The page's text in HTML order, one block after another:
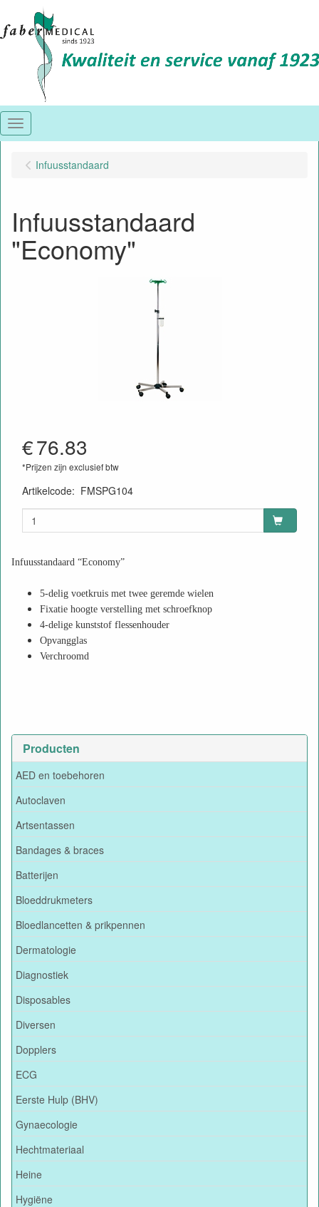
Menu
Producten
AED en toebehoren
Autoclaven
Artsentassen
Bandages & braces
Batterijen
Bloeddrukmeters
Bloedlancetten & prikpennen
Dermatologie
Diagnostiek
Disposables
Diversen
Dopplers
ECG
Eerste Hulp (BHV)
Gynaecologie
Hechtmateriaal
Heine
Hygiëne
Infuusstandaard
Infuusstandaard
"Economy"
€76.83
*Prijzen zijn exclusief btw
Artikelcode: FMSPG104
Infuusstandaard “Economy”
5-delig voetkruis met twee geremde wielen
Fixatie hoogte verstelling met schroefknop
4-delige kunststof flessenhouder
Opvangglas
Verchroomd